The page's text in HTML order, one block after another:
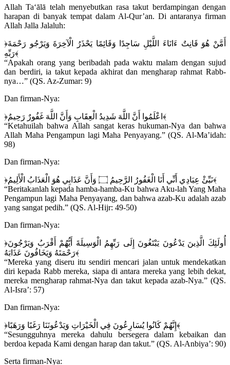
Allah Ta‘ālā telah menyebutkan rasa takut berdampingan dengan
harapan di banyak tempat dalam Al-Qur’an. Di antaranya firman
Allah Jalla Jalaluh:
﴿أَمَّنْ هُوَ قَانِتٌ ءَانَاءَ اللَّيْلِ سَاجِدًا وَقَائِمًا يَحْذَرُ الْآخِرَةَ وَيَرْجُو رَحْمَةَ
رَبِّهِ﴾
“Apakah orang yang beribadah pada waktu malam dengan sujud
dan berdiri, ia takut kepada akhirat dan mengharap rahmat Rabb-
nya…” (QS. Az-Zumar: 9)
Dan firman-Nya:
﴿اعْلَمُوا أَنَّ اللَّهَ شَدِيدُ الْعِقَابِ وَأَنَّ اللَّهَ غَفُورٌ رَحِيمٌ﴾
“Ketahuilah bahwa Allah sangat keras hukuman-Nya dan bahwa
Allah Maha Pengampun lagi Maha Penyayang.” (QS. Al-Ma’idah:
98)
Dan firman-Nya:
﴿نَبِّئْ عِبَادِي أَنِّي أَنَا الْغَفُورُ الرَّحِيمُ ۝ وَأَنَّ عَذَابِي هُوَ الْعَذَابُ الْأَلِيمُ﴾
“Beritakanlah kepada hamba-hamba-Ku bahwa Aku-lah Yang Maha
Pengampun lagi Maha Penyayang, dan bahwa azab-Ku adalah azab
yang sangat pedih.” (QS. Al-Hijr: 49-50)
Dan firman-Nya:
﴿أُولَئِكَ الَّذِينَ يَدْعُونَ يَبْتَغُونَ إِلَى رَبِّهِمُ الْوَسِيلَةَ أَيُّهُمْ أَقْرَبُ وَيَرْجُونَ
رَحْمَتَهُ وَيَخَافُونَ عَذَابَهُ﴾
“Mereka yang diseru itu sendiri mencari jalan untuk mendekatkan
diri kepada Rabb mereka, siapa di antara mereka yang lebih dekat,
mereka mengharap rahmat-Nya dan takut kepada azab-Nya.” (QS.
Al-Isra’: 57)
Dan firman-Nya:
﴿إِنَّهُمْ كَانُوا يُسَارِعُونَ فِي الْخَيْرَاتِ وَيَدْعُونَنَا رَغَبًا وَرَهَبًا﴾
“Sesungguhnya mereka dahulu bersegera dalam kebaikan dan
berdoa kepada Kami dengan harap dan takut.” (QS. Al-Anbiya’: 90)
Serta firman-Nya: